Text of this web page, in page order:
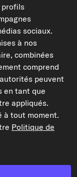
profils
sociaux.
à nos
combinées
comprend
peuvent
en tant que
appliqués.
à tout moment.
Politique de